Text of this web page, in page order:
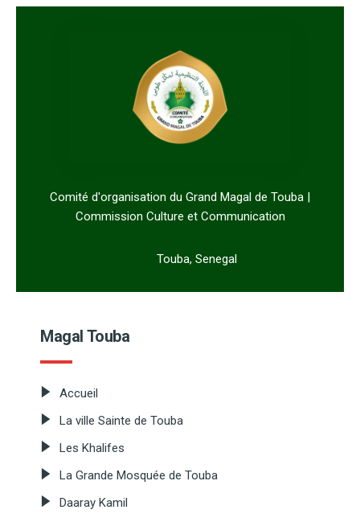
Comité d'organisation du Grand Magal de Touba |
Commission Culture et Communication
Touba, Senegal
Magal Touba
Accueil
La ville Sainte de Touba
Les Khalifes
La Grande Mosquée de Touba
Daaray Kamil